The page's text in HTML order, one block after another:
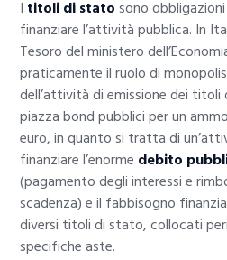
I titoli di statosono
finanziare l’attività pubblica. In
Tesoro del ministero
praticamente il ruolo di
dell’attività di emissione dei titoli
piazza bond pubblici per un
euro, in quanto si tratta di
finanziare l’enorme debito
(pagamento degli interessi e
scadenza) e il fabbisogno
diversi titoli di stato, collocati
specifiche aste.